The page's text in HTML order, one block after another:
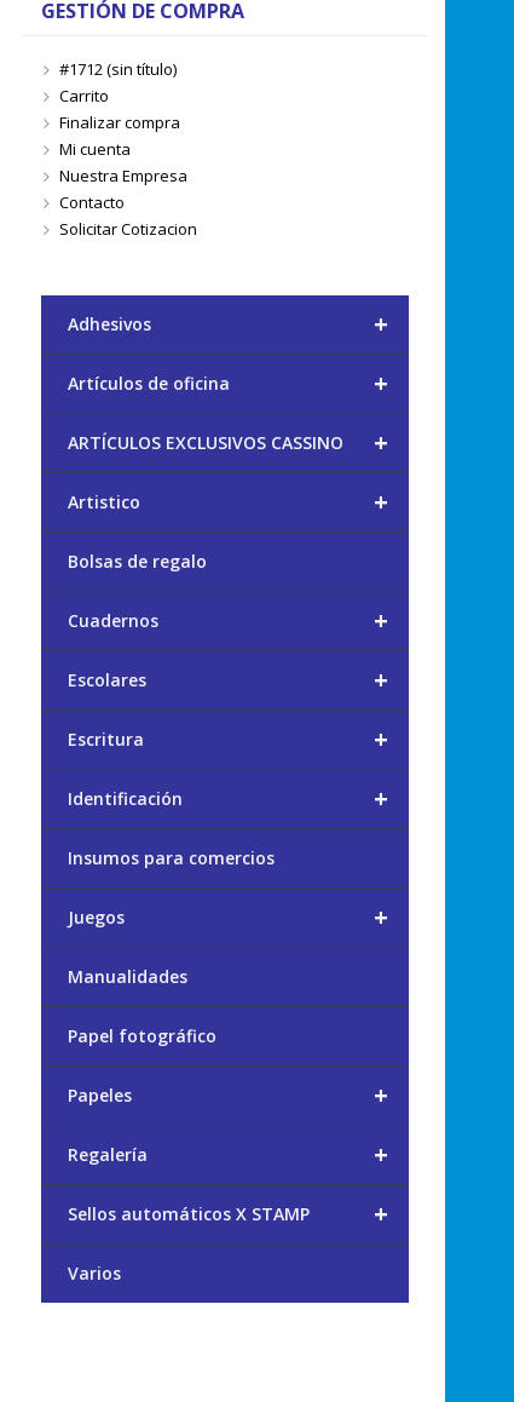
GESTIÓN DE COMPRA
#1712 (sin título)
Carrito
Finalizar compra
Mi cuenta
Nuestra Empresa
Contacto
Solicitar Cotizacion
+
Adhesivos
+
Artículos de oficina
+
ARTÍCULOS EXCLUSIVOS CASSINO
+
Artistico
Bolsas de regalo
+
Cuadernos
+
Escolares
+
Escritura
+
Identificación
Insumos para comercios
+
Juegos
Manualidades
Papel fotográfico
+
Papeles
+
Regalería
+
Sellos automáticos X STAMP
Varios